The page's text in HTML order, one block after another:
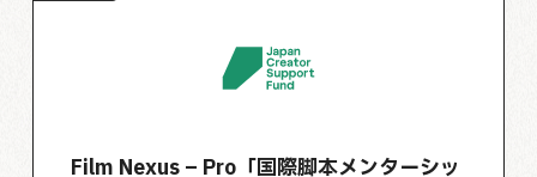
Film Nexus – Pro「国際脚本メンターシッ